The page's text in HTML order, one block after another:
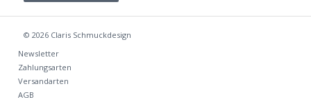
© 2026 Claris Schmuckdesign
Newsletter
Zahlungsarten
Versandarten
AGB